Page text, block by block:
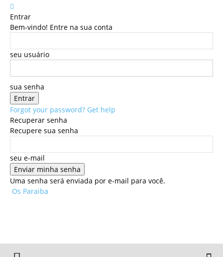
Entrar
Bem-vindo! Entre na sua conta
seu usuário
sua senha
Forgot your password? Get help
Recuperar senha
Recupere sua senha
seu e-mail
Uma senha será enviada por e-mail para você.
Os Paraiba